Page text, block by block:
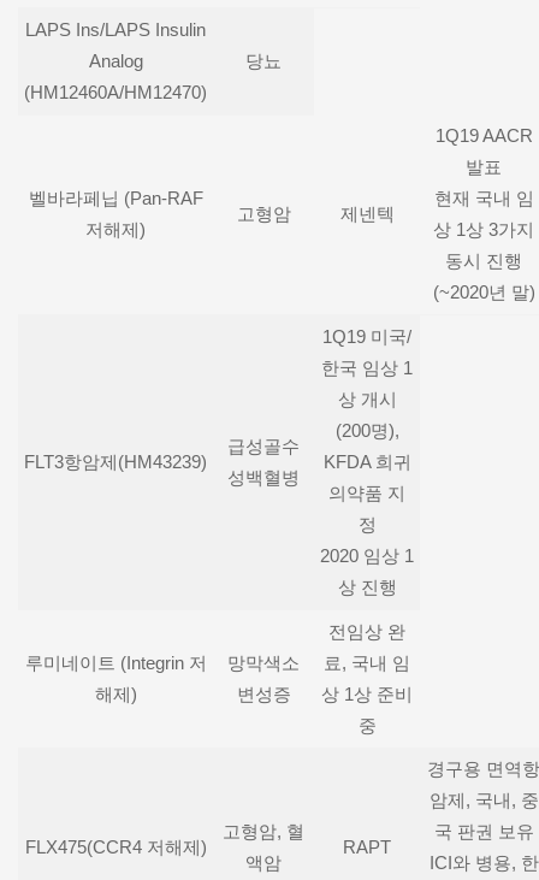
LAPS Ins/LAPS Insulin
Analog
(HM12460A/HM12470)
당뇨
벨바라페닙 (Pan-RAF
저해제)
고형암 제넨텍
1Q19 AACR
발표
현재 국내 임
상 1상 3가지
동시 진행
(~2020년 말)
FLT3항암제(HM43239)
급성골수
성백혈병
1Q19 미국/
한국 임상 1
상 개시
(200명),
KFDA 희귀
의약품 지
정
2020 임상 1
상 진행
루미네이트 (Integrin 저
해제)
망막색소
변성증
전임상 완
료, 국내 임
상 1상 준비
중
FLX475(CCR4 저해제)
고형암, 혈
액암
RAPT
경구용 면역항
암제, 국내, 중
국 판권 보유
ICI와 병용, 한